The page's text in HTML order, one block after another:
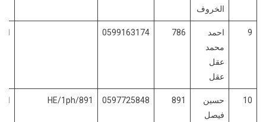
الخروف
9
احمد
محمد
عقل
عقل
786
0599163174
10
حسين
فيصل
891
0597725848
HE/1ph/891